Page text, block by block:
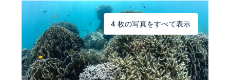
4 枚の写真をすべて表示